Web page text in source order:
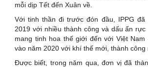
mỗi dịp Tết đến Xuân về.
Với tinh thần đi trước đón đầu, IPPG đã
2019 với nhiều thành công và dấu ấn
mang tinh hoa thế giới đến với Việt
vào năm 2020 với khí thế mới, thành công
Được biết, trong năm qua, đơn vị đã